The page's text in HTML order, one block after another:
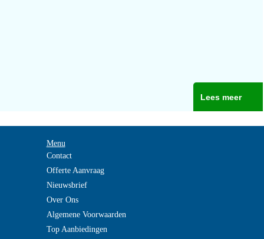
Lees meer
Menu
Contact
Offerte Aanvraag
Nieuwsbrief
Over Ons
Algemene Voorwaarden
Top Aanbiedingen